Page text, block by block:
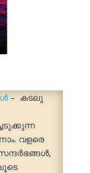
– കടലു
വളരെ